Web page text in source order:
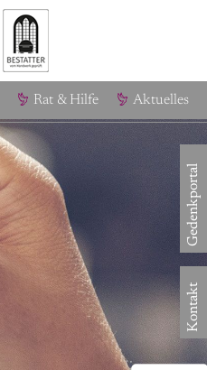
Rat & Hilfe Aktuelles
Gedenkportal
Kontakt